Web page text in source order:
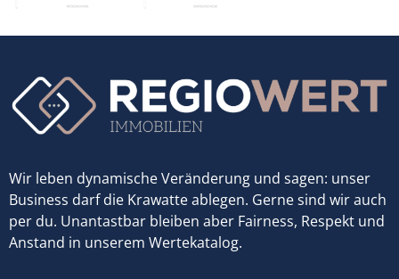
Wir leben dynamische Veränderung und sagen: unser
Business darf die Krawatte ablegen. Gerne sind wir auch
per du. Unantastbar bleiben aber Fairness, Respekt und
Anstand in unserem Wertekatalog.